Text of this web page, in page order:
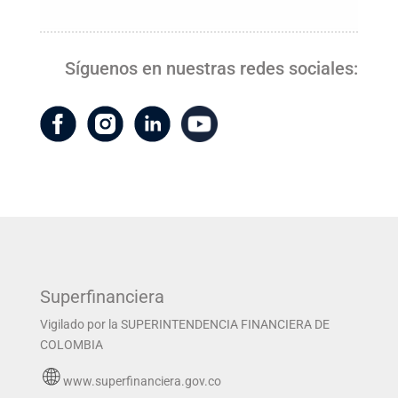
Síguenos en nuestras redes sociales:
Superfinanciera
Vigilado por la SUPERINTENDENCIA FINANCIERA DE
COLOMBIA
www.superfinanciera.gov.co